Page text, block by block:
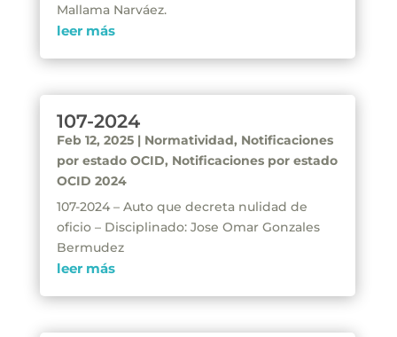
Mallama Narváez.
leer más
107-2024
Feb 12, 2025| Normatividad, Notificaciones
por estado OCID, Notificaciones por estado
OCID 2024
107-2024 – Auto que decreta nulidad de
oficio – Disciplinado: Jose Omar Gonzales
Bermudez
leer más